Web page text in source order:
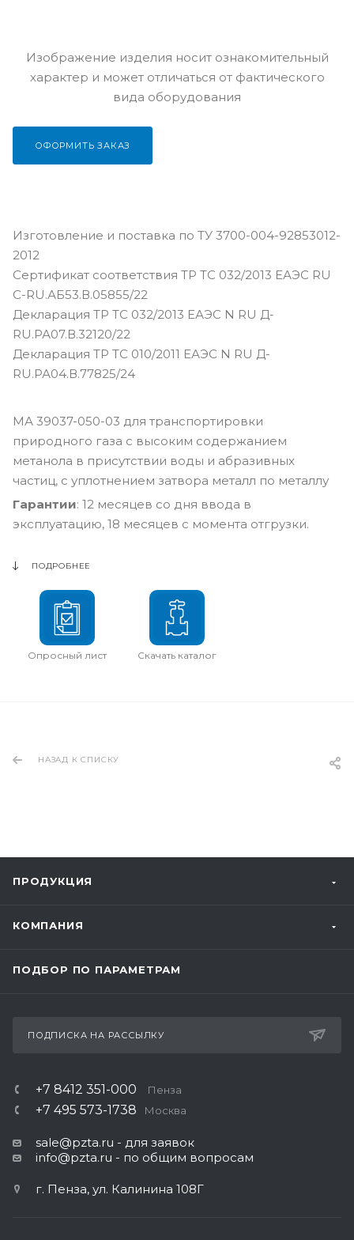
Изготовление и поставка по ТУ 3700-004-92853012-
2012
Сертификат соответствия ТР ТС 032/2013 ЕАЭС RU
С-RU.АБ53.В.05855/22
Декларация ТР ТС 032/2013 ЕАЭС N RU Д-
RU.РА07.В.32120/22
Декларация ТР ТС 010/2011 ЕАЭС N RU Д-
RU.РА04.В.77825/24
МА 39037-050-03 для транспортировки
природного газа с высоким содержанием
метанола в присутствии воды и абразивных
частиц, с уплотнением затвора металл по металлу
Гарантии: 12 месяцев со дня ввода в
эксплуатацию, 18 месяцев с момента отгрузки.
ПОДРОБНЕЕ
Опросный лист Скачать каталог
Изображение изделия носит ознакомительный
характер и может отличаться от фактического
вида оборудования
ОФОРМИТЬ ЗАКАЗ
НАЗАД К СПИСКУ
ПРОДУКЦИЯ
КОМПАНИЯ
ПОДБОР ПО ПАРАМЕТРАМ
ПОДПИСКА НА РАССЫЛКУ
+7 8412 351-000 Пенза
+7 495 573-1738 Москва
sale@pzta.ru - для заявок
info@pzta.ru - по общим вопросам
г. Пенза, ул. Калинина 108Г